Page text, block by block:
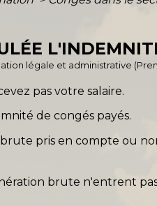
légale et administrative
pas votre salaire.
de congés payés.
pris en compte ou
brute n'entrent